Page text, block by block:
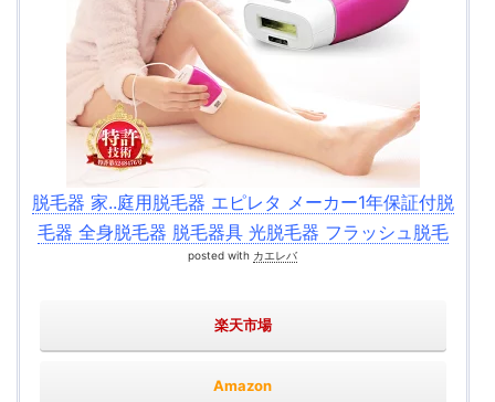
脱毛器 家..庭用脱毛器 エピレタ メーカー1年保証付脱
毛器 全身脱毛器 脱毛器具 光脱毛器 フラッシュ脱毛
posted with カエレバ
楽天市場
Amazon